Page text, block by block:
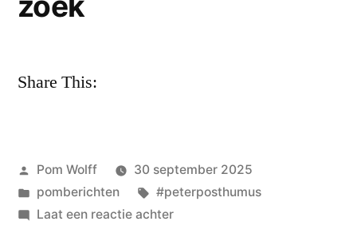
Share This:
Geplaatst
door
Pom Wolff
30 september 2025
Geplaatst
in
pomberichten Tags:
#peterposthumus
Laat een reactie achterop